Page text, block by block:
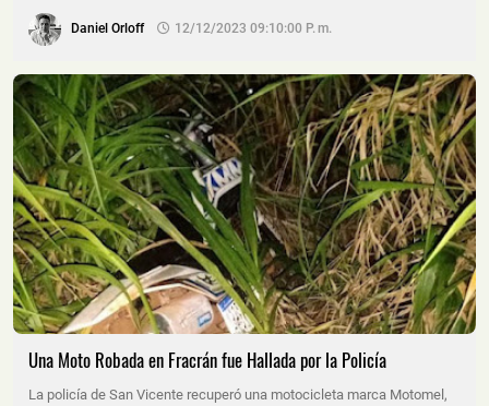
Daniel Orloff 12/12/2023 09:10:00 P. M.
Una Moto Robada en Fracrán fue Hallada por la Policía
La policía de San Vicente recuperó una motocicleta marca Motomel,